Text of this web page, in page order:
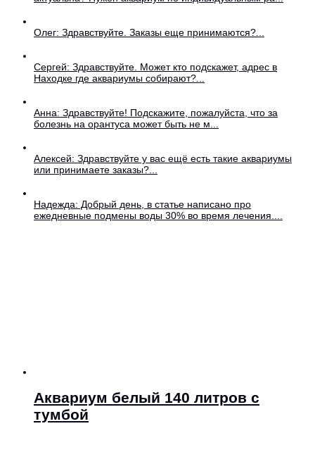
Олег: Здравствуйте. Заказы еще принимаются?...
Сергей: Здравствуйте. Может кто подскажет, адрес в
Находке где аквариумы собирают?...
Анна: Здравствуйте! Подскажите, пожалуйста, что за
болезнь на орантуса может быть не м...
Алексей: Здравствуйте у вас ещё есть такие аквариумы
или принимаете заказы?...
Надежда: Добрый день, в статье написано про
ежедневные подмены воды 30% во время лечения....
Аквариум белый 140 литров с
тумбой